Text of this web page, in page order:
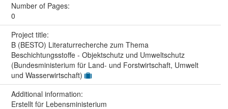
Number of Pages:
0
Project title:
B (BESTO) Literaturrecherche zum Thema
Beschichtungsstoffe - Objektschutz und Umweltschutz
(Bundesministerium für Land- und Forstwirtschaft, Umwelt
und Wasserwirtschaft)
Additional information:
Erstellt für Lebensministerium